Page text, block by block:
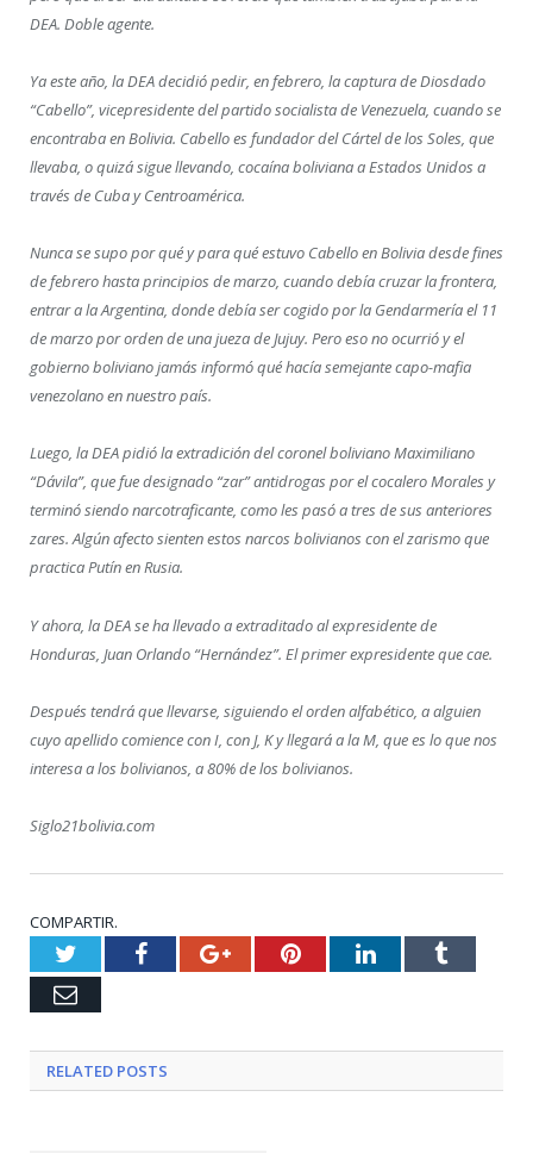
DEA. Doble agente.
Ya este año, la DEA decidió pedir, en febrero, la captura de Diosdado
“Cabello”, vicepresidente del partido socialista de Venezuela, cuando se
encontraba en Bolivia. Cabello es fundador del Cártel de los Soles, que
llevaba, o quizá sigue llevando, cocaína boliviana a Estados Unidos a
través de Cuba y Centroamérica.
Nunca se supo por qué y para qué estuvo Cabello en Bolivia desde fines
de febrero hasta principios de marzo, cuando debía cruzar la frontera,
entrar a la Argentina, donde debía ser cogido por la Gendarmería el 11
de marzo por orden de una jueza de Jujuy. Pero eso no ocurrió y el
gobierno boliviano jamás informó qué hacía semejante capo-mafia
venezolano en nuestro país.
Luego, la DEA pidió la extradición del coronel boliviano Maximiliano
“Dávila”, que fue designado “zar” antidrogas por el cocalero Morales y
terminó siendo narcotraficante, como les pasó a tres de sus anteriores
zares. Algún afecto sienten estos narcos bolivianos con el zarismo que
practica Putín en Rusia.
Y ahora, la DEA se ha llevado a extraditado al expresidente de
Honduras, Juan Orlando “Hernández”. El primer expresidente que cae.
Después tendrá que llevarse, siguiendo el orden alfabético, a alguien
cuyo apellido comience con I, con J, K y llegará a la M, que es lo que nos
interesa a los bolivianos, a 80% de los bolivianos.
Siglo21bolivia.com
COMPARTIR.
TwitterFacebookGoogle+PinterestLinkedInTumblr
Email
RELATED POSTS